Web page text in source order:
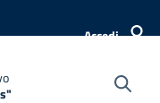
Accedi